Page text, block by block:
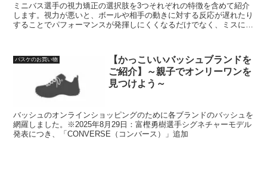
ミニバス選手の視力矯正の選択肢を3つそれぞれの特徴を含めて紹介
します。視力が悪いと、ボールや相手の動きに対する反応が遅れたり
することでパフォーマンスが発揮しにくくなるだけでなく、ミスに繋
バスケのお買い物
【かっこいいバッシュブランドを
ご紹介】～親子でオンリーワンを
見つけよう～
バッシュのオンラインショッピングのために各ブランドのバッシュを
網羅しました。※2025年8月29日：富樫勇樹選手シグネチャーモデル
発表につき、「CONVERSE（コンバース）」追加